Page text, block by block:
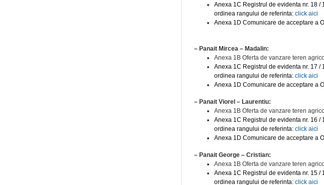
Anexa 1C Registrul de evidenta nr. 18
ordinea rangului de referinta: click aici
Anexa 1D Comunicare de acceptare a
– Panait Mircea – Madalin:
Anexa 1B Oferta de vanzare teren
Anexa 1C Registrul de evidenta nr. 17
ordinea rangului de referinta: click aici
Anexa 1D Comunicare de acceptare a
– Panait Viorel – Laurentiu:
Anexa 1B Oferta de vanzare teren
Anexa 1C Registrul de evidenta nr. 16
ordinea rangului de referinta: click aici
Anexa 1D Comunicare de acceptare a
– Panait George – Cristian:
Anexa 1B Oferta de vanzare teren
Anexa 1C Registrul de evidenta nr. 15
ordinea rangului de referinta: click aici